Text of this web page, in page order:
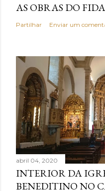
AS OBRAS DO
Partilhar Enviar um
abril 04, 2020
INTERIOR DA
BENEDITINO NO